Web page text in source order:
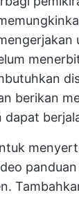
berikan
dapat